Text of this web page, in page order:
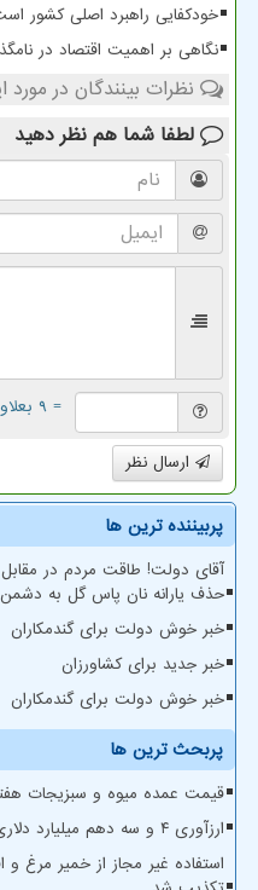
خودکفایی راهبرد اصلی کشور
نگاهی بر اهمیت اقتصاد در
نظرات بینندگان در
لطفا شما هم نظر دهید
= ۹ بعلاوه ۲
ارسال نظر
پربیننده ترین ها
آقای دولت! طاقت مردم در مقابل
حذف یارانه نان پاس گل به
خبر خوش دولت برای گندمکاران
خبر جدید برای کشاورزان
خبر خوش دولت برای گندمکاران
پربحث ترین ها
قیمت عمده میوه و سبزیجات
ارزآوری ۴ و سه دهم میلیارد دلاری محصولات باغی و گلخانه ای
استفاده غیر مجاز از خمیر مرغ